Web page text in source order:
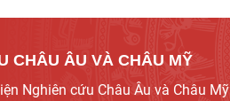
CHÂU ÂU VÀ CHÂU MỸ
Nghiên cứu Châu Âu và Châu Mỹ